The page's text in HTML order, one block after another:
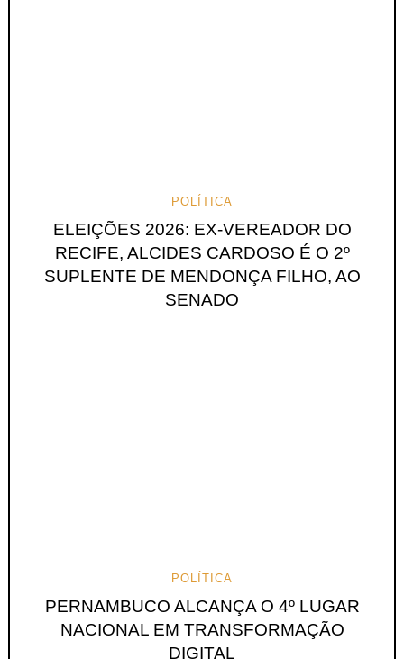
POLÍTICA
ELEIÇÕES 2026: EX-VEREADOR DO
RECIFE, ALCIDES CARDOSO É O 2º
SUPLENTE DE MENDONÇA FILHO, AO
SENADO
POLÍTICA
PERNAMBUCO ALCANÇA O 4º LUGAR
NACIONAL EM TRANSFORMAÇÃO
DIGITAL